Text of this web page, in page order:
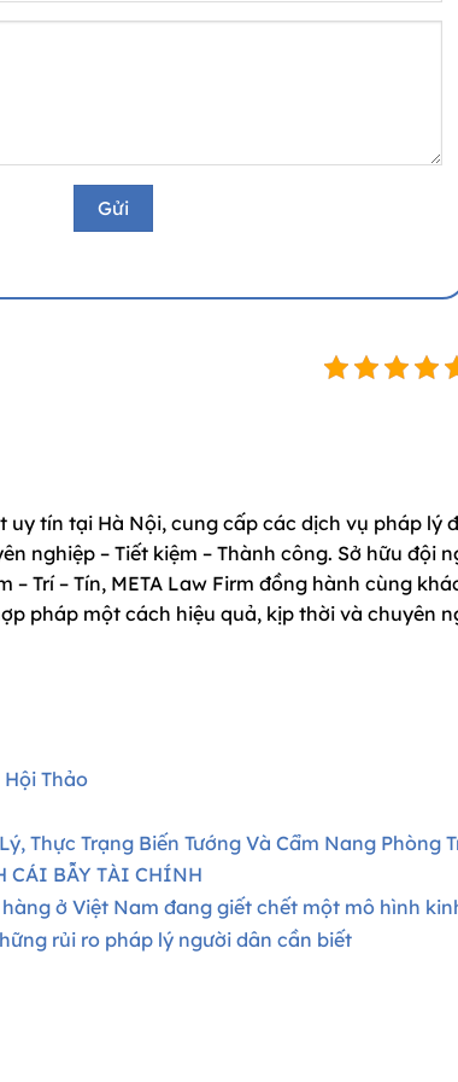
uy tín tại Hà Nội, cung cấp các dịch vụ pháp lý
nghiệp – Tiết kiệm – Thành công. Sở hữu đội
– Trí – Tín, META Law Firm đồng hành cùng
pháp một cách hiệu quả, kịp thời và chuyên
Hội Thảo
Thực Trạng Biến Tướng Và Cẩm Nang Phòng
CÁI BẪY TÀI CHÍNH
ở Việt Nam đang giết chết một mô hình
rủi ro pháp lý người dân cần biết